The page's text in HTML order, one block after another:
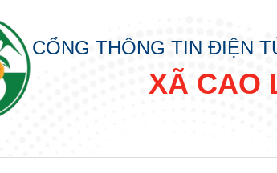
CỔNG THÔNG TIN ĐIỆN
XÃ CAO